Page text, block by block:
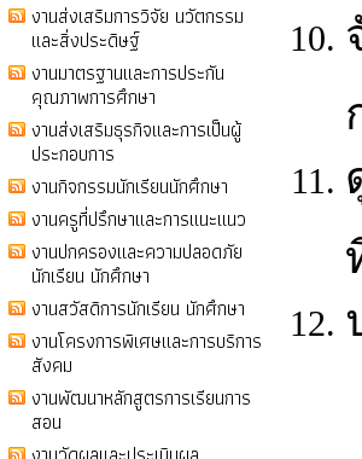
งานส่งเสริมการวิจัย นวัตกรรม
และสิ่งประดิษฐ์
งานมาตรฐานและการประกัน
คุณภาพการศึกษา
งานส่งเสริมธุรกิจและการเป็นผู้
ประกอบการ
งานกิจกรรมนักเรียนนักศึกษา
งานครูที่ปรึกษาและการแนะแนว
งานปกครองและความปลอดภัย
นักเรียน นักศึกษา
งานสวัสดิการนักเรียน นักศึกษา
งานโครงการพิเศษและการบริการ
สังคม
งานพัฒนาหลักสูตรการเรียนการ
สอน